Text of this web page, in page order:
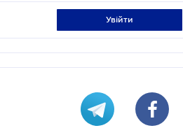
увійти